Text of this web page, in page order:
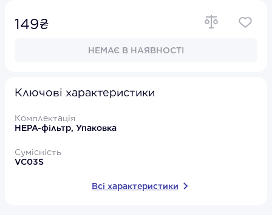
149₴
НЕМАЄ В НАЯВНОСТІ
Ключові характеристики
Комплектація
HEPA-фільтр, Упаковка
Сумісність
VC03S
Всі характеристики